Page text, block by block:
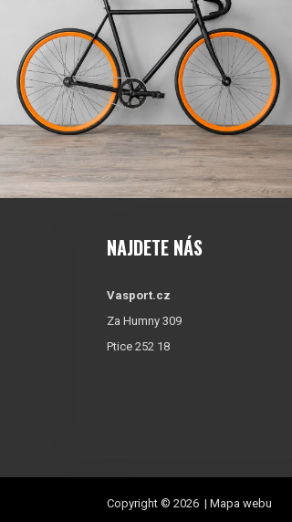
NAJDETE NÁS
Vasport.cz
Za Humny 309
Ptice 252 18
Copyright © 2026 | Mapa webu